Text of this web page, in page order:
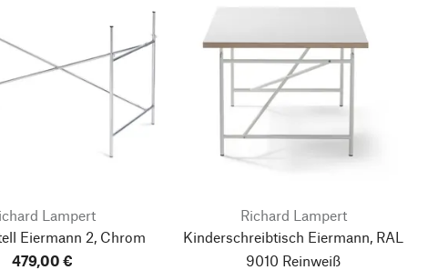
Lampert
Eiermann 2, Chrom
479,00 €
Richard Lampert
Kinderschreibtisch Eiermann, RAL
9010 Reinweiß